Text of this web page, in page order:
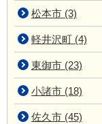
松本市 (3)
軽井沢町 (4)
東御市 (23)
小諸市 (18)
佐久市 (45)